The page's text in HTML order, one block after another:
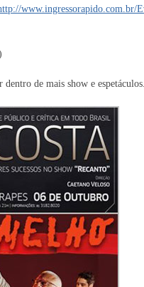
www.ingressorapido.com.br/
dentro de mais show e espetáculos.